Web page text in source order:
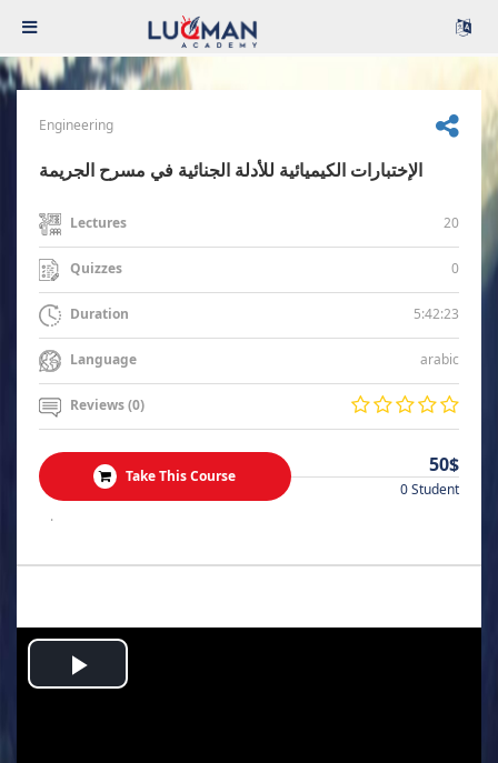
Engineering
الإختبارات الكيميائية للأدلة الجنائية في مسرح الجريمة
Lectures 20
Quizzes 0
Duration 5:42:23
Language arabic
Reviews (0)
Take This Course 50$
0 Student
.
Play